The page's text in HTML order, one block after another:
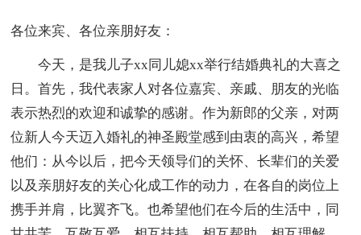
各位来宾、各位亲朋好友：
今天，是我儿子xx同儿媳xx举行结婚典礼的大喜之
日。首先，我代表家人对各位嘉宾、亲戚、朋友的光临
表示热烈的欢迎和诚挚的感谢。作为新郎的父亲，对两
位新人今天迈入婚礼的神圣殿堂感到由衷的高兴，希望
他们：从今以后，把今天领导们的关怀、长辈们的关爱
以及亲朋好友的关心化成工作的动力，在各自的岗位上
携手并肩，比翼齐飞。也希望他们在今后的生活中，同